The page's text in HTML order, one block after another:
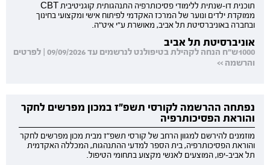
תוכנית דו-שנתית ללימודי פסיכותרפיה התנהגותית קוגניטיבית CBT
ממוקדת ילדים ונוער של המרכז האקדמי לפיתוח אישי ומקצועי בחינוך
ובחברה באוניברסיטת תל אביב, מאושרת ע"י איט"ה.
אוניברסיטת תל אביב
1000ש"ח הנחה לקהילת בטיפולנט לנרשמים עד 09/09/2026 | לפרטים
והרשמה >>
נפתחה ההרשמה לקורסי תשפ"ז במכון מפרשים לחקר
והוראת הפסיכותרפיה
מוזמנים להירשם למגוון הרחב של קורסי תשפ"ז מבית מכון מפרשים לחקר
והוראת הפסיכותרפיה, בית הספר למדעי ההתנהגות, המכללה האקדמית
תל אביב-יפו, המוצעים לאנשי מקצוע בתחומי הטיפול.